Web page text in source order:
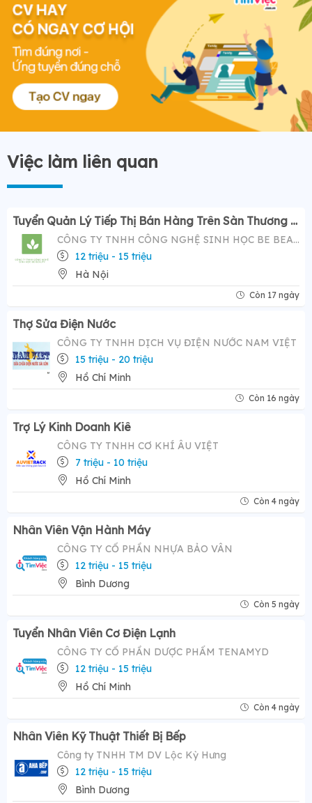
Việc làm liên quan
Tuyển Quản Lý Tiếp Thị Bán Hàng Trên Sàn Thương Mại Điện Tử ( Tiktok Shop)- Mức Lương Hấp Dẫn 12-20 Triệu
CÔNG TY TNHH CÔNG NGHỆ SINH HỌC BE BEAUTY
12 triệu - 15 triệu
Hà Nội
Còn 17 ngày
Thợ Sửa Điện Nước
CÔNG TY TNHH DỊCH VỤ ĐIỆN NƯỚC NAM VIỆT
15 triệu - 20 triệu
Hồ Chí Minh
Còn 16 ngày
Trợ Lý Kinh Doanh Kiê
CÔNG TY TNHH CƠ KHÍ ÂU VIỆT
7 triệu - 10 triệu
Hồ Chí Minh
Còn 4 ngày
Nhân Viên Vận Hành Máy
CÔNG TY CỔ PHẦN NHỰA BẢO VÂN
12 triệu - 15 triệu
Bình Dương
Còn 5 ngày
Tuyển Nhân Viên Cơ Điện Lạnh
CÔNG TY CỔ PHẦN DƯỢC PHẨM TENAMYD
12 triệu - 15 triệu
Hồ Chí Minh
Còn 4 ngày
Nhân Viên Kỹ Thuật Thiết Bị Bếp
Công ty TNHH TM DV Lộc Kỳ Hưng
12 triệu - 15 triệu
Bình Dương